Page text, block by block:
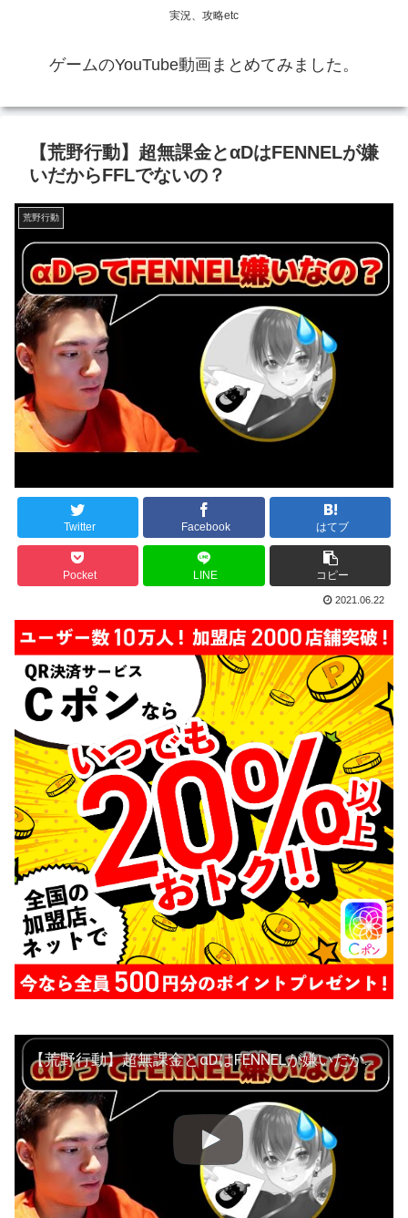
実況、攻略etc
ゲームのYouTube動画まとめてみました。
【荒野行動】超無課金とαDはFENNELが嫌
いだからFFLでないの？
荒野行動
Twitter Facebook はてブ
Pocket LINE コピー
2021.06.22
【荒野行動】超無課金とαDはFENNELが嫌いだからFFLでないの？